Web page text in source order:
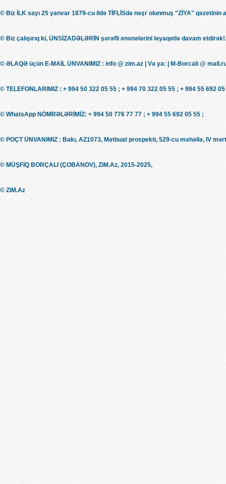
© Biz İLK sayı 25 yanvar 1879-cu ildə TİFLİSdə nəşr olunmuş "ZİYA" qəzetinin
© Biz çalışırıq ki, ÜNSİZADƏLƏRİN şərəfli ənənələrini ləyaqətlə davam
© ƏLAQƏ üçün E-MAİL ÜNVANIMIZ : info @ zim.az | Və ya: | M-Borcali @
© TELEFONLARIMIZ : + 994 50 322 05 55 ; + 994 70 322 05 55 ; + 994 55 692
© WhatsApp NÖMRƏLƏRİMİZ: + 994 50 776 77 77 ; + 994 55 692 05 55 ;
© POÇT ÜNVANIMIZ : Bakı, AZ1073, Mətbuat prospekti, 529-cu məhəllə, IV
© MÜŞFİQ BORÇALI (ÇOBANOV), ZiM.Az, 2015-2025,
© ZiM.Az